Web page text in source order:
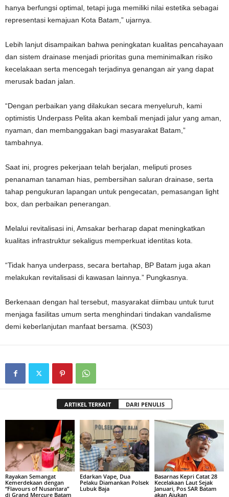
hanya berfungsi optimal, tetapi juga memiliki nilai estetika sebagai
representasi kemajuan Kota Batam,” ujarnya.
Lebih lanjut disampaikan bahwa peningkatan kualitas pencahayaan
dan sistem drainase menjadi prioritas guna meminimalkan risiko
kecelakaan serta mencegah terjadinya genangan air yang dapat
merusak badan jalan.
“Dengan perbaikan yang dilakukan secara menyeluruh, kami
optimistis Underpass Pelita akan kembali menjadi jalur yang aman,
nyaman, dan membanggakan bagi masyarakat Batam,”
tambahnya.
Saat ini, progres pekerjaan telah berjalan, meliputi proses
penanaman tanaman hias, pembersihan saluran drainase, serta
tahap pengukuran lapangan untuk pengecatan, pemasangan light
box, dan perbaikan penerangan.
Melalui revitalisasi ini, Amsakar berharap dapat meningkatkan
kualitas infrastruktur sekaligus memperkuat identitas kota.
“Tidak hanya underpass, secara bertahap, BP Batam juga akan
melakukan revitalisasi di kawasan lainnya.” Pungkasnya.
Berkenaan dengan hal tersebut, masyarakat diimbau untuk turut
menjaga fasilitas umum serta menghindari tindakan vandalisme
demi keberlanjutan manfaat bersama. (KS03)
ARTIKEL TERKAIT DARI PENULIS
Rayakan Semangat
Kemerdekaan dengan
“Flavours of Nusantara”
di Grand Mercure Batam
Edarkan Vape, Dua
Pelaku Diamankan Polsek
Lubuk Baja
Basarnas Kepri Catat 28
Kecelakaan Laut Sejak
Januari, Pos SAR Batam
akan Ajukan